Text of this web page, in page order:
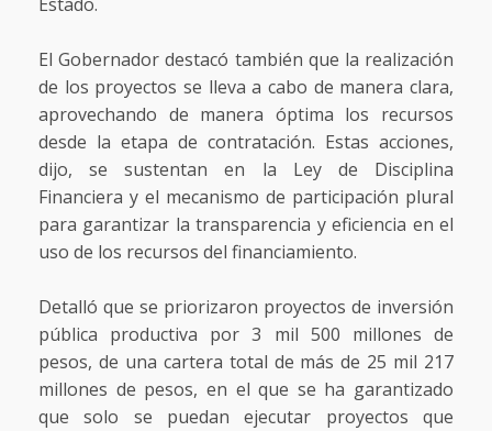
El Gobernador destacó también que la realización
de los proyectos se lleva a cabo de manera clara,
aprovechando de manera óptima los recursos
desde la etapa de contratación. Estas acciones,
dijo, se sustentan en la Ley de Disciplina
Financiera y el mecanismo de participación plural
para garantizar la transparencia y eficiencia en el
uso de los recursos del financiamiento.
Detalló que se priorizaron proyectos de inversión
pública productiva por 3 mil 500 millones de
pesos, de una cartera total de más de 25 mil 217
millones de pesos, en el que se ha garantizado
que solo se puedan ejecutar proyectos que